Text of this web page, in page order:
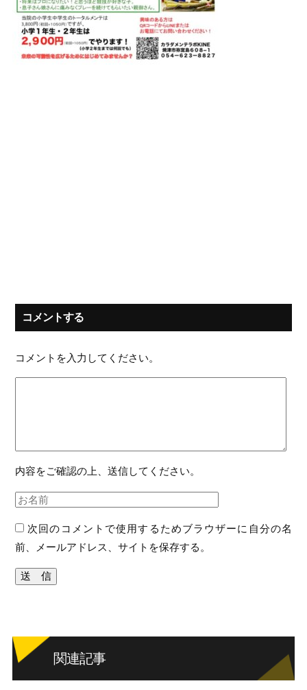
コメントする
コメントを入力してください。
内容をご確認の上、送信してください。
次回のコメントで使用するためブラウザーに自分の名
前、メールアドレス、サイトを保存する。
関連記事